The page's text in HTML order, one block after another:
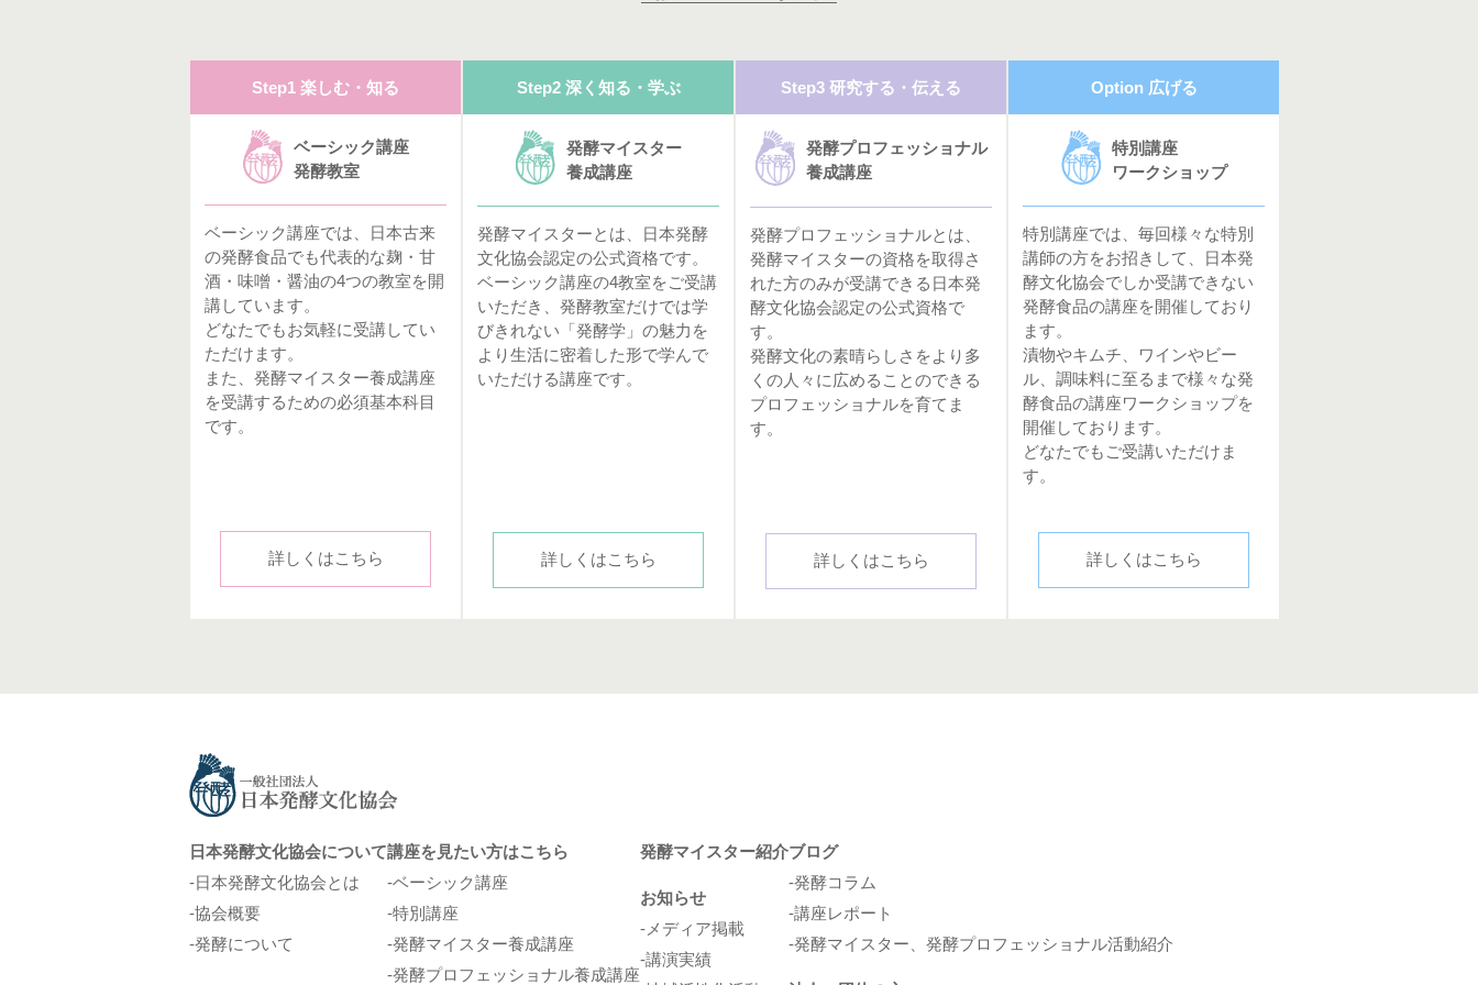
Step1 楽しむ・知る
ベーシック講座
発酵教室
ベーシック講座では、日本古来
の発酵食品でも代表的な麹・甘
酒・味噌・醤油の4つの教室を開
講しています。
どなたでもお気軽に受講してい
ただけます。
また、発酵マイスター養成講座
を受講するための必須基本科目
です。
詳しくはこちら
Step2 深く知る・学ぶ
発酵マイスター
養成講座
発酵マイスターとは、日本発酵
文化協会認定の公式資格です。
ベーシック講座の4教室をご受講
いただき、発酵教室だけでは学
びきれない「発酵学」の魅力を
より生活に密着した形で学んで
いただける講座です。
詳しくはこちら
Step3 研究する・伝える
発酵プロフェッショナル
養成講座
発酵プロフェッショナルとは、
発酵マイスターの資格を取得さ
れた方のみが受講できる日本発
酵文化協会認定の公式資格で
す。
発酵文化の素晴らしさをより多
くの人々に広めることのできる
プロフェッショナルを育てま
す。
詳しくはこちら
Option 広げる
特別講座
ワークショップ
特別講座では、毎回様々な特別
講師の方をお招きして、日本発
酵文化協会でしか受講できない
発酵食品の講座を開催しており
ます。
漬物やキムチ、ワインやビー
ル、調味料に至るまで様々な発
酵食品の講座ワークショップを
開催しております。
どなたでもご受講いただけま
す。
詳しくはこちら
日本発酵文化協会について
日本発酵文化協会とは
協会概要
発酵について
講座を見たい方はこちら
ベーシック講座
特別講座
発酵マイスター養成講座
発酵プロフェッショナル養成講座
発酵マイスター紹介
お知らせ
メディア掲載
講演実績
ブログ
発酵コラム
講座レポート
発酵マイスター、発酵プロフェッショナル活動紹介